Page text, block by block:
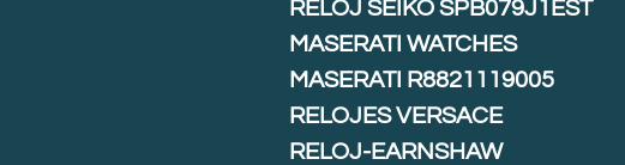
RELOJ SEIKO SPB079J1EST
MASERATI WATCHES
MASERATI R8821119005
RELOJES VERSACE
RELOJ-EARNSHAW